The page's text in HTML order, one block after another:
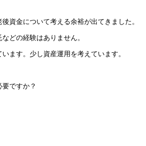
資金について考える余裕が出てきました。
どの経験はありません。
ます。少し資産運用を考えています。
ですか？